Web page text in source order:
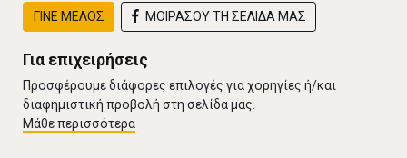
ΓΙΝΕ ΜΕΛΟΣ ΜΟΙΡΑΣΟΥ ΤΗ ΣΕΛΙΔΑ ΜΑΣ
Για επιχειρήσεις
Προσφέρουμε διάφορες επιλογές για χορηγίες ή/και
διαφημιστική προβολή στη σελίδα μας.
Μάθε περισσότερα